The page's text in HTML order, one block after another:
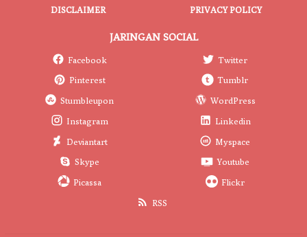
DISCLAIMER
PRIVACY POLICY
JARINGAN SOCIAL
Facebook
Twitter
Pinterest
Tumblr
Stumbleupon
WordPress
Instagram
Linkedin
Deviantart
Myspace
Skype
Youtube
Picassa
Flickr
RSS